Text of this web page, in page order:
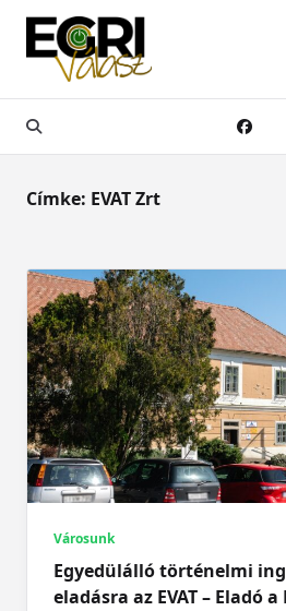
Skip
content
Címke: EVAT Zrt
Városunk
Egyedülálló történelmi
eladásra az EVAT – Eladó